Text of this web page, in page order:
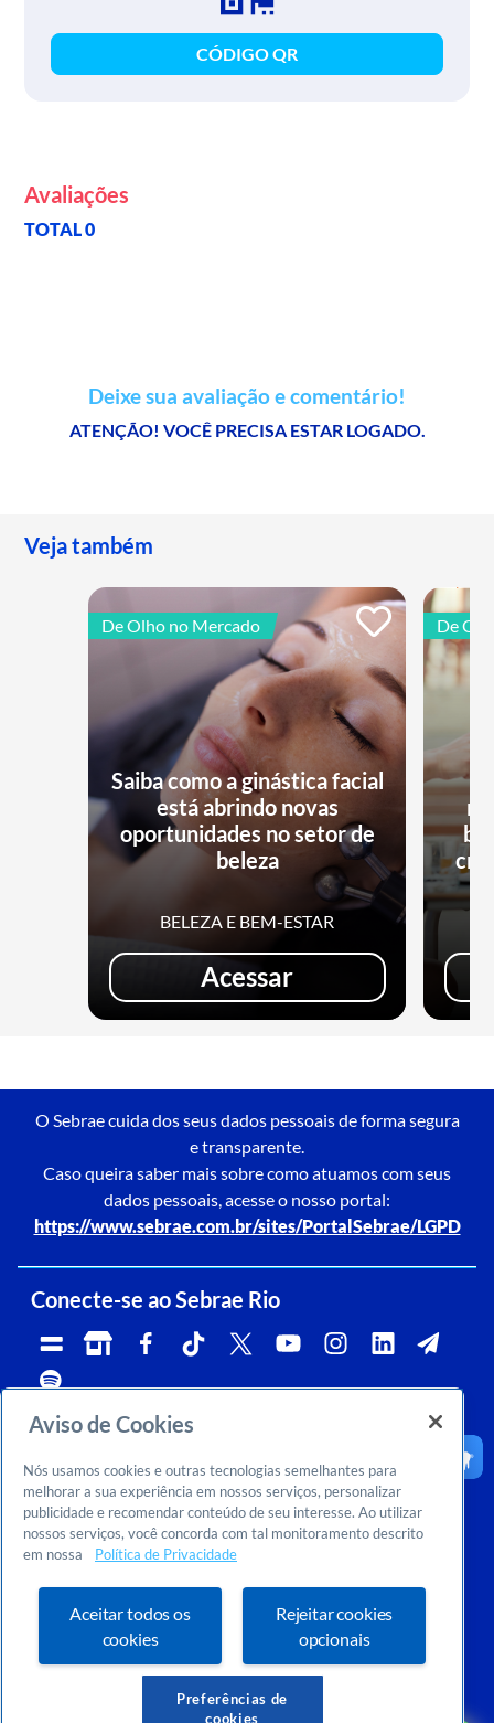
CÓDIGO QR
Avaliações
TOTAL 0
Deixe sua avaliação e comentário!
ATENÇÃO! VOCÊ PRECISA ESTAR LOGADO.
Veja também
De Olho no Mercado
Saiba como a ginástica facial
está abrindo novas
oportunidades no setor de
beleza
BELEZA E BEM-ESTAR
Acessar
De
O Sebrae cuida dos seus dados pessoais de forma segura
e transparente.
Caso queira saber mais sobre como atuamos com seus
dados pessoais, acesse o nosso portal:
https://www.sebrae.com.br/sites/PortalSebrae/LGPD
Conecte-se ao Sebrae Rio
Telefone:
0800 570 0800
Whatsapp e Telegram:
(21)96576-7825
Ouvidoria:
CNPJ:
29.737.103/0001-10
Email:
falesebraerio@rj.sebrae.com.br
Sebrae Inteligência de Mercado
Dúvidas? Consulte o FAQOu entre em contato conosco:
Aviso de Cookies
Nós usamos cookies e outras tecnologias semelhantes para
melhorar a sua experiência em nossos serviços, personalizar
publicidade e recomendar conteúdo de seu interesse. Ao utilizar
nossos serviços, você concorda com tal monitoramento descrito
em nossa
Política de Privacidade
Aceitar todos os
cookies
Rejeitar cookies
opcionais
Preferências de
cookies